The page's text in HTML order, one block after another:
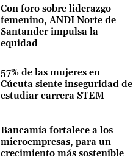
Con foro sobre liderazgo
femenino, ANDI Norte de
Santander impulsa la
equidad
57% de las mujeres en
Cúcuta siente inseguridad de
estudiar carrera STEM
Bancamía fortalece a los
microempresas, para un
crecimiento más sostenible